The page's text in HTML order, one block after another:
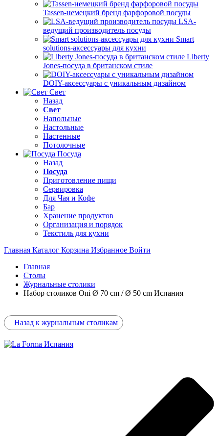
Tassen-немецкий бренд фарфоровой посуды
LSA-
ведущий производитель посуды
Smart
solutions-аксессуары для кухни
Liberty
Jones-посуда в британском стиле
DOIY-аксессуары с уникальным дизайном
Свет
Назад
Свет
Напольные
Настольные
Настенные
Потолочные
Посуда
Назад
Посуда
Приготовление пищи
Сервировка
Для Чая и Кофе
Бар
Хранение продуктов
Организация и порядок
Текстиль для кухни
Главная Каталог Корзина Избранное Войти
Главная
Столы
Журнальные столики
Набор столиков Oni Ø 70 cm / Ø 50 cm Испания
Назад к журнальным столикам